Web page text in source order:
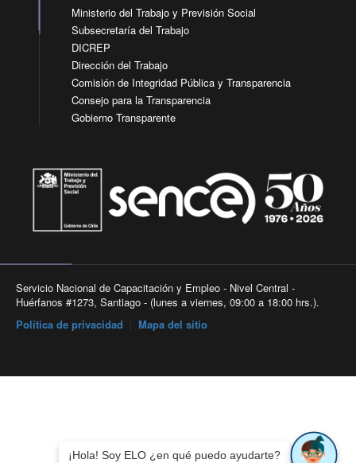
Ministerio del Trabajo y Previsión Social
Subsecretaría del Trabajo
DICREP
Dirección del Trabajo
Comisión de Integridad Pública y Transparencia
Consejo para la Transparencia
Gobierno Transparente
Servicio Nacional de Capacitación y Empleo - Nivel Central -
Huérfanos #1273, Santiago - (lunes a viernes, 09:00 a 18:00 hrs.).
Política de privacidad
Mapa del sitio
¡Hola! Soy ELO ¿en qué puedo ayudarte?